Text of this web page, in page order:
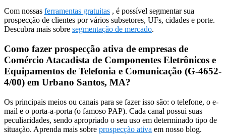
Com nossas ferramentas gratuitas , é possível segmentar sua
prospecção de clientes por vários subsetores, UFs, cidades e porte.
Descubra mais sobre segmentação de mercado.
Como fazer prospecção ativa de empresas de
Comércio Atacadista de Componentes Eletrônicos e
Equipamentos de Telefonia e Comunicação (G-4652-
4/00) em Urbano Santos, MA?
Os principais meios ou canais para se fazer isso são: o telefone, o e-
mail e o porta-a-porta (o famoso PAP). Cada canal possui suas
peculiaridades, sendo apropriado o seu uso em determinado tipo de
situação. Aprenda mais sobre prospecção ativa em nosso blog.